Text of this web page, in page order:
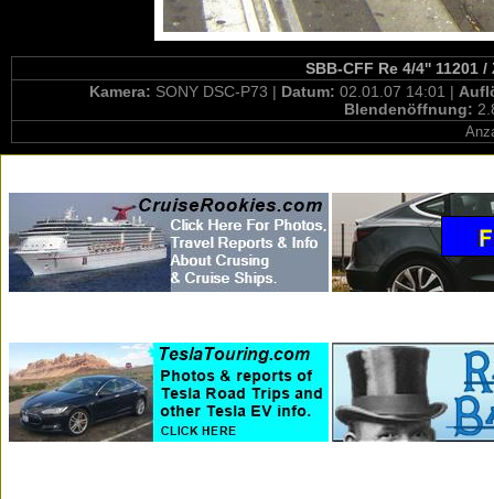
SBB-CFF Re 4/4'' 11201
Kamera: SONY DSC-P73 | Datum: 02.01.07 14:01 |
Blendenöffnung: